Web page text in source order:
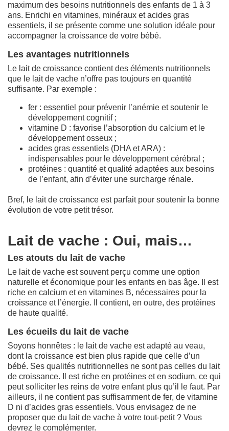
maximum des besoins nutritionnels des enfants de 1 à 3
ans. Enrichi en vitamines, minéraux et acides gras
essentiels, il se présente comme une solution idéale pour
accompagner la croissance de votre bébé.
Les avantages nutritionnels
Le lait de croissance contient des éléments nutritionnels
que le lait de vache n’offre pas toujours en quantité
suffisante. Par exemple :
fer : essentiel pour prévenir l’anémie et soutenir le
développement cognitif ;
vitamine D : favorise l’absorption du calcium et le
développement osseux ;
acides gras essentiels (DHA et ARA) :
indispensables pour le développement cérébral ;
protéines : quantité et qualité adaptées aux besoins
de l’enfant, afin d’éviter une surcharge rénale.
Bref, le lait de croissance est parfait pour soutenir la bonne
évolution de votre petit trésor.
Lait de vache : Oui, mais…
Les atouts du lait de vache
Le lait de vache est souvent perçu comme une option
naturelle et économique pour les enfants en bas âge. Il est
riche en calcium et en vitamines B, nécessaires pour la
croissance et l’énergie. Il contient, en outre, des protéines
de haute qualité.
Les écueils du lait de vache
Soyons honnêtes : le lait de vache est adapté au veau,
dont la croissance est bien plus rapide que celle d’un
bébé. Ses qualités nutritionnelles ne sont pas celles du lait
de croissance. Il est riche en protéines et en sodium, ce qui
peut solliciter les reins de votre enfant plus qu’il le faut. Par
ailleurs, il ne contient pas suffisamment de fer, de vitamine
D ni d’acides gras essentiels. Vous envisagez de ne
proposer que du lait de vache à votre tout-petit ? Vous
devrez le complémenter.